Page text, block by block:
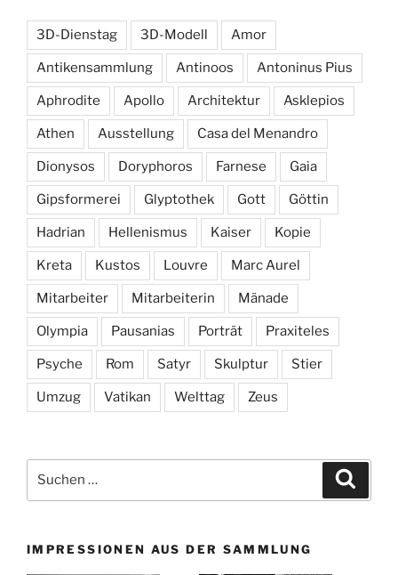
3D-Dienstag 3D-Modell Amor
Antikensammlung Antinoos Antoninus Pius
Aphrodite Apollo Architektur Asklepios
Athen Ausstellung Casa del Menandro
Dionysos Doryphoros Farnese Gaia
Gipsformerei Glyptothek Gott Göttin
Hadrian Hellenismus Kaiser Kopie
Kreta Kustos Louvre Marc Aurel
Mitarbeiter Mitarbeiterin Mänade
Olympia Pausanias Porträt Praxiteles
Psyche Rom Satyr Skulptur Stier
Umzug Vatikan Welttag Zeus
nach:
IMPRESSIONEN AUS DER SAMMLUNG